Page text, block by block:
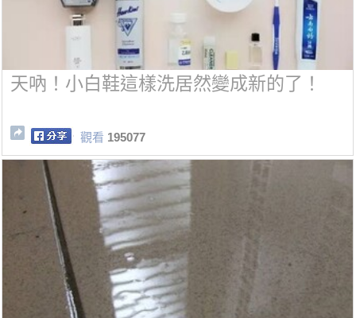
天吶！小白鞋這樣洗居然變成新的了！
觀看 195077